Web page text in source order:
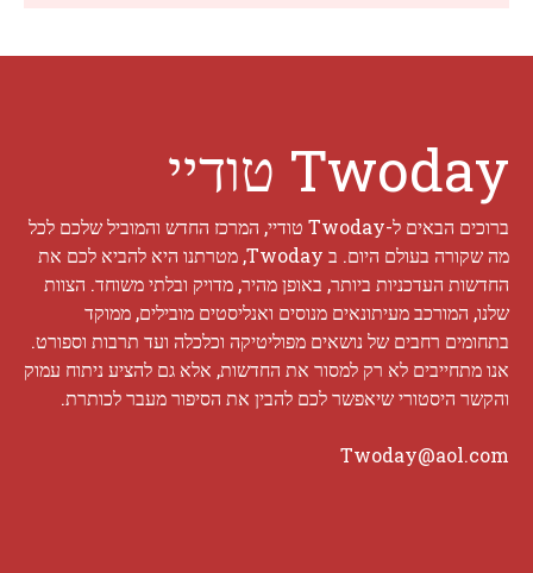
Twoday טודיי
ברוכים הבאים ל-Twoday טודיי, המרכז החדש והמוביל שלכם לכל
מה שקורה בעולם היום. ב Twoday, מטרתנו היא להביא לכם את
החדשות העדכניות ביותר, באופן מהיר, מדויק ובלתי משוחד. הצוות
שלנו, המורכב מעיתונאים מנוסים ואנליסטים מובילים, ממוקד
בתחומים רחבים של נושאים מפוליטיקה וכלכלה ועד תרבות וספורט.
אנו מתחייבים לא רק למסור את החדשות, אלא גם להציע ניתוח עמוק
והקשר היסטורי שיאפשר לכם להבין את הסיפור מעבר לכותרת.
Twoday@aol.com